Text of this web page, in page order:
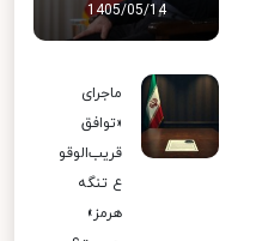
1405/05/14
ماجرای
«توافق
قریب‌الوقو
ع تنگه
هرمز»